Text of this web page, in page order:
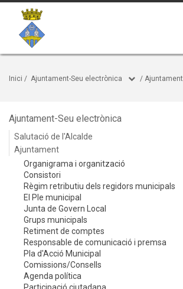
Inici / Ajuntament-Seu electrònica / Ajuntament
Ajuntament-Seu electrònica
Salutació de l'Alcalde
Ajuntament
Organigrama i organització
Consistori
Règim retributiu dels regidors municipals
El Ple municipal
Junta de Govern Local
Grups municipals
Retiment de comptes
Responsable de comunicació i premsa
Pla d'Acció Municipal
Comissions/Consells
Agenda política